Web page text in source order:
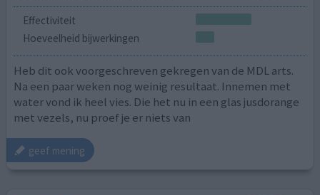
Effectiviteit
Hoeveelheid bijwerkingen
Heb dit ook voorgeschreven gekregen van de MDL arts.
Na een paar weken nog weinig resultaat. Innemen met
water vond ik heel vies. Die het nu in een glas jusdorange
met vezels, nu proef je er niets van
geef mening